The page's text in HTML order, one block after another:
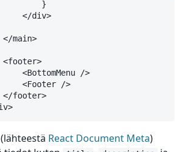
}
</div>
</main>
<footer>
<BottomMenu />
<Footer />
</footer>
(lähteestä React Document Meta)